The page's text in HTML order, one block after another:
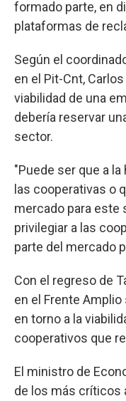
formado parte, en
plataformas de
Según el
en el Pit-Cnt,
viabilidad de una
debería reservar
sector.
"Puede ser que a
las cooperativas o
mercado para este
privilegiar a las
parte del mercado
Con el regreso de
en el Frente
en torno a la
cooperativos que
El ministro de
de los más críticos